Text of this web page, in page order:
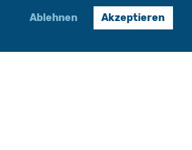
Ablehnen Akzeptieren